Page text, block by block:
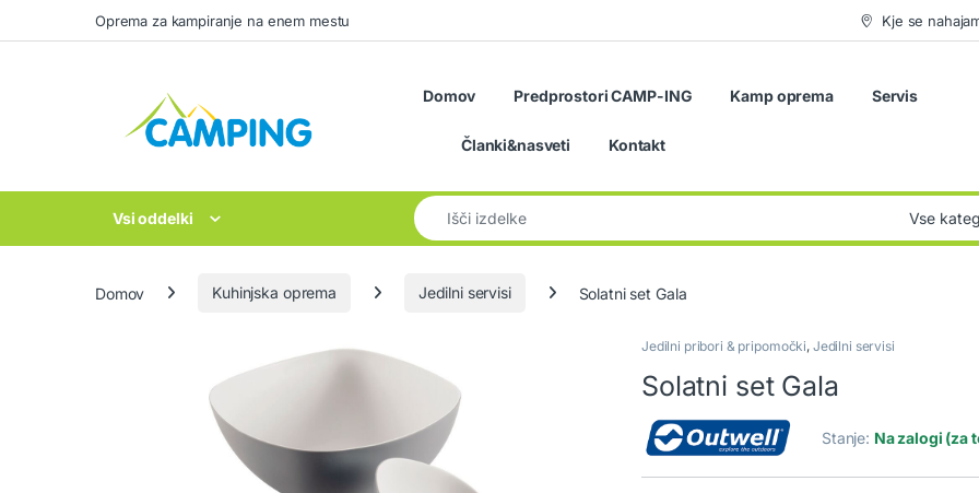
Skip to navigation
Skip to contentOprema za kampiranje na enem mestu Kje se
Domov Predprostori CAMP-ING Kamp oprema Servis
Članki&nasveti Kontakt
Vsi oddelki
Search for:
Domov Kuhinjska oprema Jedilni servisi Solatni set Gala
Jedilni pribori & pripomočki, Jedilni servisi
Solatni set Gala
Stanje: Na zalogi (za